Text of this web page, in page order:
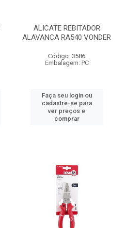
ALICATE REBITADOR
ALAVANCA RA540 VONDER
Código: 3586
Embalagem: PC
Faça seu login ou
cadastre-se para
ver preços e
comprar